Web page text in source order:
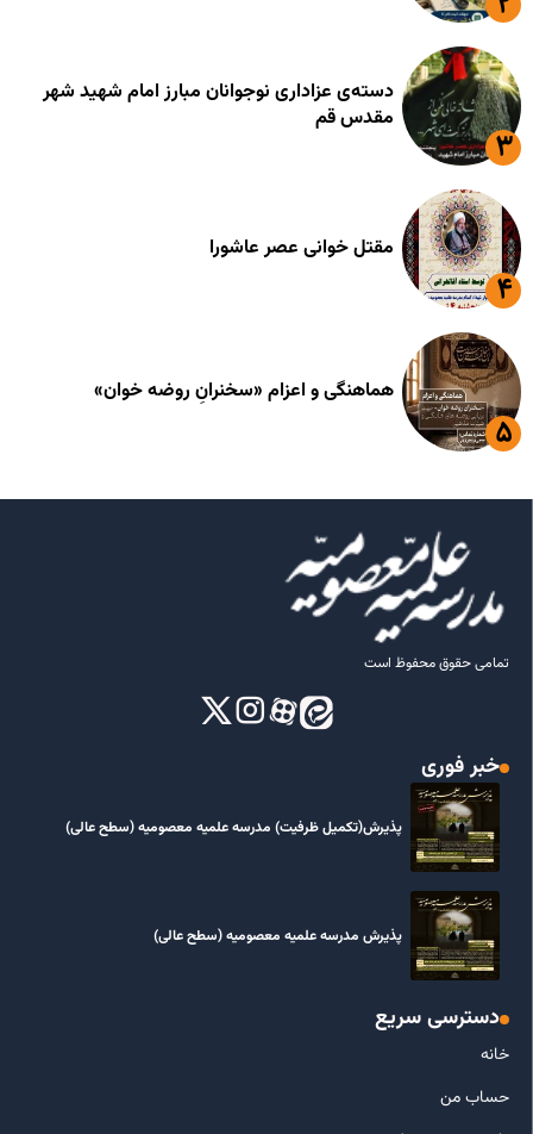
دسته‌ی عزاداری نوجوانان مبارز امام شهید شهر
مقدس قم
مقتل خوانی عصر عاشورا
هماهنگی و اعزام «سخنرانِ روضه خوان»
تمامی حقوق محفوظ است
خبر فوری
پذیرش(تکمیل ظرفیت) مدرسه علمیه معصومیه‌ (سطح عالی)
پذیرش مدرسه علمیه معصومیه‌ (سطح عالی)
دسترسی سریع
خانه
حساب من